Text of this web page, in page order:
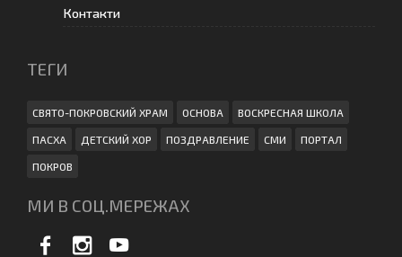
Контакти
ТЕГИ
СВЯТО-ПОКРОВСКИЙ ХРАМ ОСНОВА ВОСКРЕСНАЯ ШКОЛА
ПАСХА ДЕТСКИЙ ХОР ПОЗДРАВЛЕНИЕ СМИ ПОРТАЛ
ПОКРОВ
МИ В СОЦ.МЕРЕЖАХ